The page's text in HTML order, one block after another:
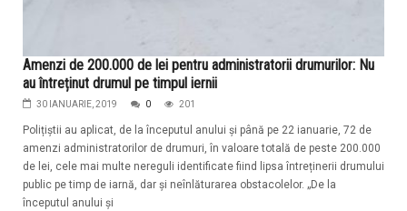
Amenzi de 200.000 de lei pentru administratorii drumurilor: Nu
au întreținut drumul pe timpul iernii
30 IANUARIE, 2019 0 201
Polițiștii au aplicat, de la începutul anului și până pe 22 ianuarie, 72 de
amenzi administratorilor de drumuri, în valoare totală de peste 200.000
de lei, cele mai multe nereguli identificate fiind lipsa întreținerii drumului
public pe timp de iarnă, dar și neînlăturarea obstacolelor. „De la
începutul anului și